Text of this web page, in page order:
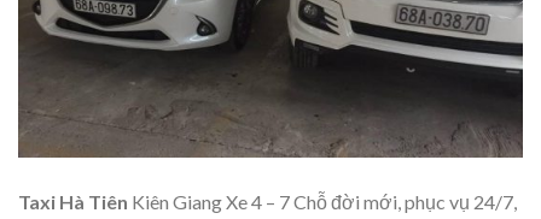
Taxi Hà Tiên Kiên Giang Xe 4 – 7 Chỗ đời mới, phục vụ 24/7,